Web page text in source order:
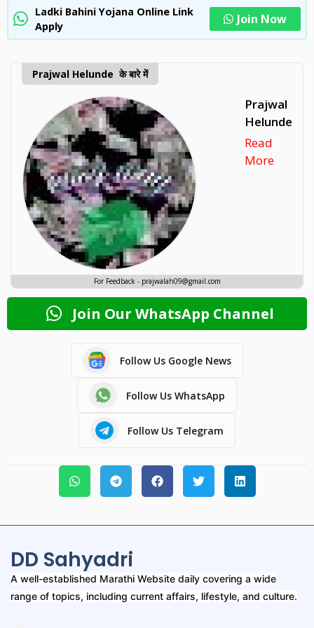
Ladki Bahini Yojana Online Link
Apply
Join Now
Prajwal Helunde के बारे में
Prajwal
Helunde
Read
More
For Feedback - prajwalah09@gmail.com
Join Our WhatsApp Channel
Follow Us Google News
Follow Us WhatsApp
Follow Us Telegram
DD Sahyadri
A well-established Marathi Website daily covering a wide
range of topics, including current affairs, lifestyle, and culture.